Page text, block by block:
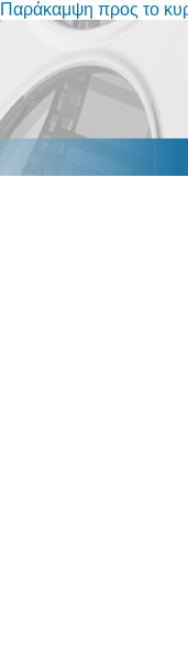
Παράκαμψη προς το